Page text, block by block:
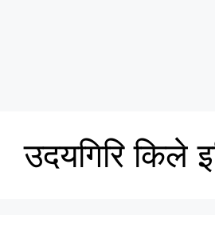
उदयगिरि किले